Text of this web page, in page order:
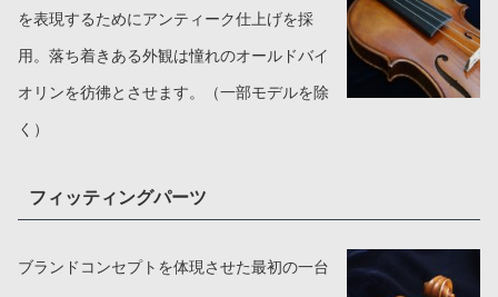
を表現するためにアンティーク仕上げを採
用。落ち着きある外観は憧れのオールドバイ
オリンを彷彿とさせます。（一部モデルを除
く）
フィッティングパーツ
ブランドコンセプトを体現させた最初の一台